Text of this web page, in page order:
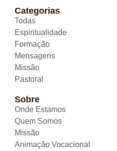
Categorias
Todas
Espiritualidade
Formação
Mensagens
Missão
Pastoral
Sobre
Onde Estamos
Quem Somos
Missão
Animação Vocacional